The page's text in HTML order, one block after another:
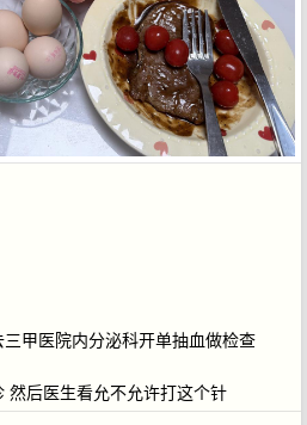
甲医院内分泌科开单抽血做检查
然后医生看允不允许打这个针